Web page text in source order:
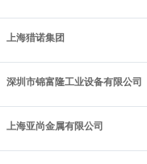
上海猎诺集团
深圳市锦富隆工业设备有限公司
上海亚尚金属有限公司